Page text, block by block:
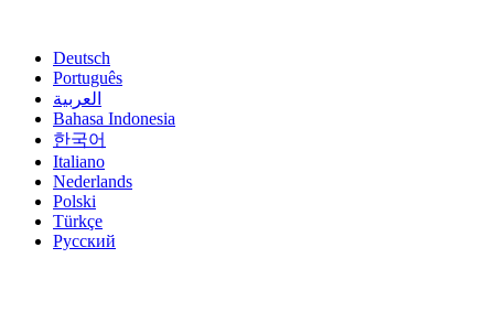
Deutsch
Português
العربية
Bahasa Indonesia
한국어
Italiano
Nederlands
Polski
Türkçe
Русский